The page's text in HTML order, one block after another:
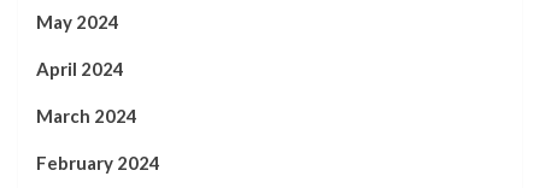
May 2024
April 2024
March 2024
February 2024